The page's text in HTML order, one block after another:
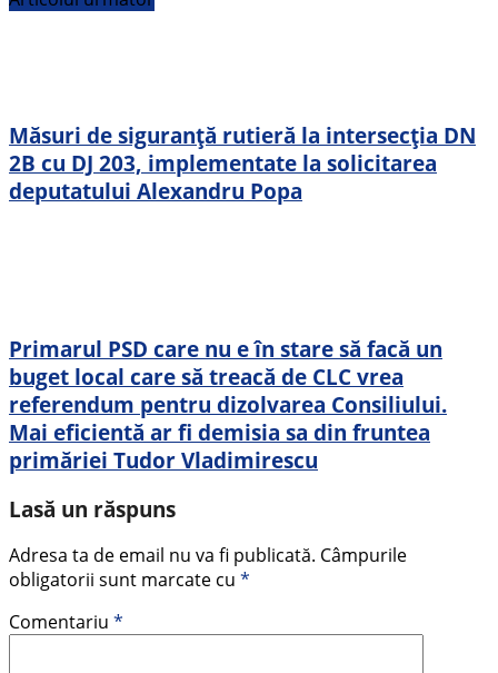
Măsuri de siguranță rutieră la intersecția DN
2B cu DJ 203, implementate la solicitarea
deputatului Alexandru Popa
Primarul PSD care nu e în stare să facă un
buget local care să treacă de CLC vrea
referendum pentru dizolvarea Consiliului.
Mai eficientă ar fi demisia sa din fruntea
primăriei Tudor Vladimirescu
Lasă un răspuns
Adresa ta de email nu va fi publicată. Câmpurile
obligatorii sunt marcate cu *
Comentariu *